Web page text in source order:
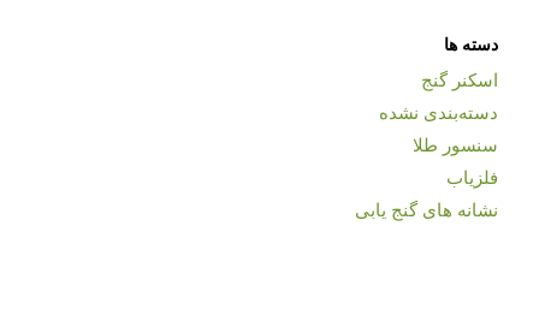
دسته ها
اسکنر گنج
دسته‌بندی نشده
سنسور طلا
فلزیاب
نشانه های گنج یابی